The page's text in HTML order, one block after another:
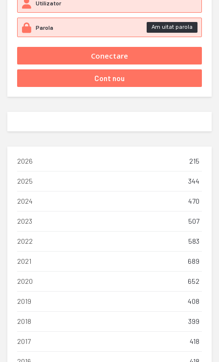
Am uitat parola
2026 215
2025 344
2024 470
2023 507
2022 583
2021 689
2020 652
2019 408
2018 399
2017 418